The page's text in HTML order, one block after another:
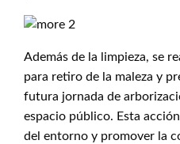
Además de la limpieza, se
para retiro de la maleza y
futura jornada de
espacio público. Esta
del entorno y promover la